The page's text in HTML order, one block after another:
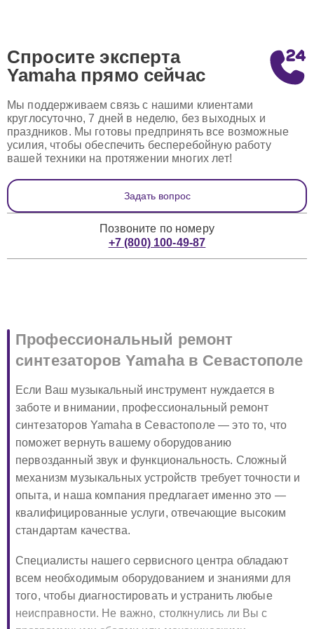
Спросите эксперта
Yamaha прямо сейчас
Мы поддерживаем связь с нашими клиентами
круглосуточно, 7 дней в неделю, без выходных и
праздников. Мы готовы предпринять все возможные
усилия, чтобы обеспечить бесперебойную работу
вашей техники на протяжении многих лет!
Задать вопрос
Позвоните по номеру
+7 (800) 100-49-87
Профессиональный ремонт
синтезаторов Yamaha в Севастополе
Если Ваш музыкальный инструмент нуждается в
заботе и внимании, профессиональный ремонт
синтезаторов Yamaha в Севастополе — это то, что
поможет вернуть вашему оборудованию
первозданный звук и функциональность. Сложный
механизм музыкальных устройств требует точности и
опыта, и наша компания предлагает именно это —
квалифицированные услуги, отвечающие высоким
стандартам качества.
Специалисты нашего сервисного центра обладают
всем необходимым оборудованием и знаниями для
того, чтобы диагностировать и устранить любые
неисправности. Не важно, столкнулись ли Вы с